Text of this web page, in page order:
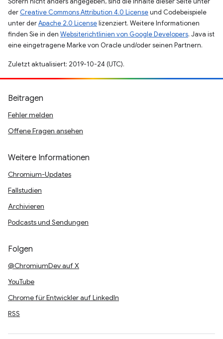
der Creative Commons Attribution 4.0 Licenseund Codebeispiele
unter derApache 2.0 Licenselizenziert. Weitere Informationen
finden Sie in den Websiterichtlinien von Google Developers. Java ist
eine eingetragene Marke von Oracle und/oder seinen Partnern.
Zuletzt aktualisiert: 2019-10-24 (UTC).
Beitragen
Fehler melden
Offene Fragen ansehen
Weitere Informationen
Chromium-Updates
Fallstudien
Archivieren
Podcasts und Sendungen
Folgen
@ChromiumDev auf X
YouTube
Chrome für Entwickler auf LinkedIn
RSS